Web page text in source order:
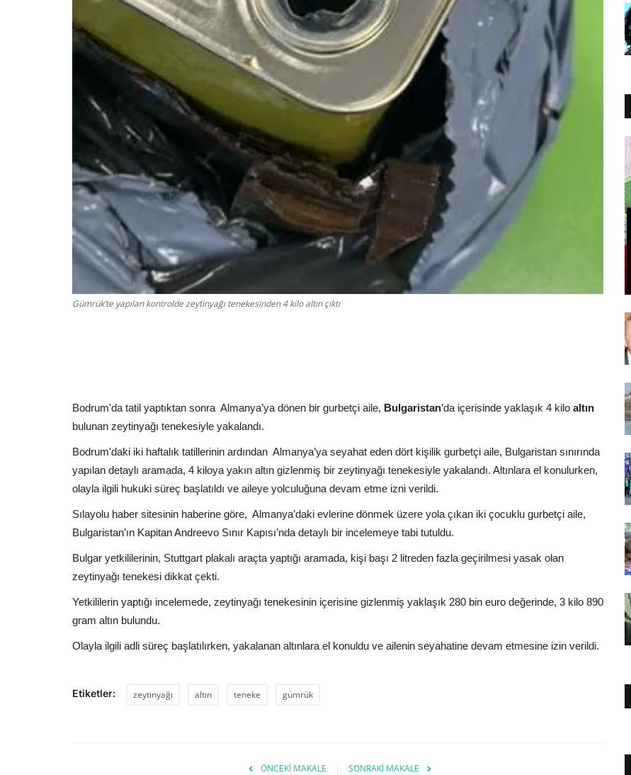
Gümrük’te yapılan kontrolde zeytinyağı tenekesinden 4 kilo altın çıktı
Bodrum'da tatil yaptıktan sonra Almanya’ya dönen bir gurbetçi aile, Bulgaristan’da içerisinde yaklaşık 4 kilo altın
bulunan zeytinyağı tenekesiyle yakalandı.
Bodrum'daki iki haftalık tatillerinin ardından Almanya’ya seyahat eden dört kişilik gurbetçi aile, Bulgaristan sınırında
yapılan detaylı aramada, 4 kiloya yakın altın gizlenmiş bir zeytinyağı tenekesiyle yakalandı. Altınlara el konulurken,
olayla ilgili hukuki süreç başlatıldı ve aileye yolculuğuna devam etme izni verildi.
Sılayolu haber sitesinin haberine göre, Almanya’daki evlerine dönmek üzere yola çıkan iki çocuklu gurbetçi aile,
Bulgaristan’ın Kapitan Andreevo Sınır Kapısı’nda detaylı bir incelemeye tabi tutuldu.
Bulgar yetkililerinin, Stuttgart plakalı araçta yaptığı aramada, kişi başı 2 litreden fazla geçirilmesi yasak olan
zeytinyağı tenekesi dikkat çekti.
Yetkililerin yaptığı incelemede, zeytinyağı tenekesinin içerisine gizlenmiş yaklaşık 280 bin euro değerinde, 3 kilo 890
gram altın bulundu.
Olayla ilgili adli süreç başlatılırken, yakalanan altınlara el konuldu ve ailenin seyahatine devam etmesine izin verildi.
Etiketler: zeytinyağı altın teneke gümrük
ÖNCEKI MAKALE SONRAKI MAKALE